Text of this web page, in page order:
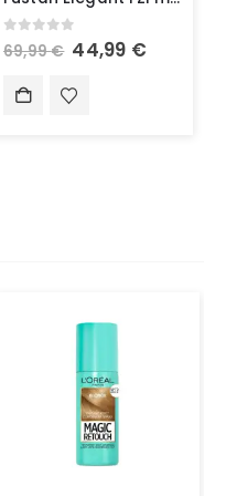
0 out of 5
69,99€ 44,99 €